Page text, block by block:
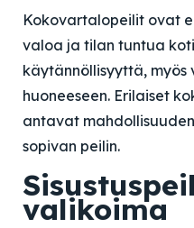
Kokovartalopeilit ovat
valoa ja tilan tuntua
käytännöllisyyttä, myös
huoneeseen. Erilaiset
antavat
sopivan peilin.
valikoima